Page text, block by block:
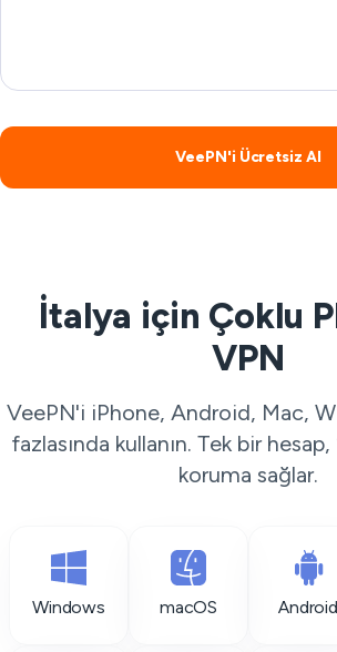
VeePN'i Ücretsiz Al
İtalya için Çoklu
VPN
VeePN'i iPhone, Android, Mac,
fazlasında kullanın. Tek bir
koruma sağlar.
Windows macOS Android